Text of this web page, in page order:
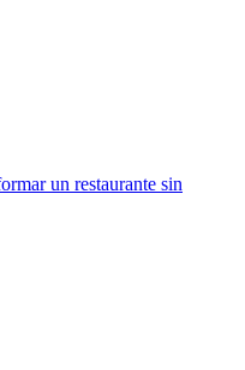
un restaurante sin